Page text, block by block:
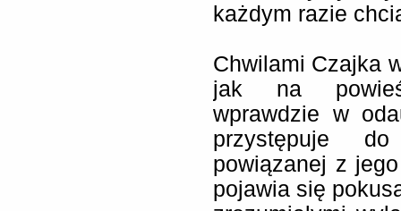
każdym razie
Chwilami Czajka
jak na
wprawdzie w
przystępuje
powiązanej z
pojawia się